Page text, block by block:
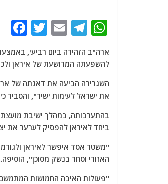
W
at
s
A
p
p
T
e
g
ra
m
E
ai
l
T
itt
er
c
e
b
o
o
k
ארה"ב הזהירה ביום רביעי,
להשפעתה המרושעת של איראן
השגרירה הביעה את דאגתה של
את ישראל לעימות ישיר", והסביר
בהתערבותה, במהלך ישיבת מועצת
ביחד לאיראן להפסיק לערער את
"משטר אסד איפשר לאיראן
האזורי וסחר בנשק מסוכן", הוסיפה.
"פעולות האיבה החמושות